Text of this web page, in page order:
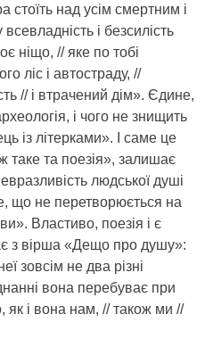
стоїть над усім смертним і
і безсилість
ніщо, // яке по тобі
ліс і автостраду, //
// і втрачений дім». Єдине,
і чого не знищить
із літерками». І саме це
таке та поезія», залишає
людської душі
що не перетворюється на
Властиво, поезія і є
з вірша «Дещо про душу»:
зовсім не два різні
вона перебуває при
і вона нам, // також ми //